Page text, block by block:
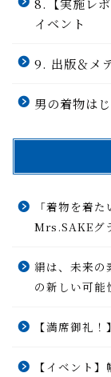
8.【実施レ
イベント
9. 出版＆メ
男の着物は
「着物を着
Mrs.SAKEグ
絹は、未来の
の新しい可能
【満席御礼
【イベント